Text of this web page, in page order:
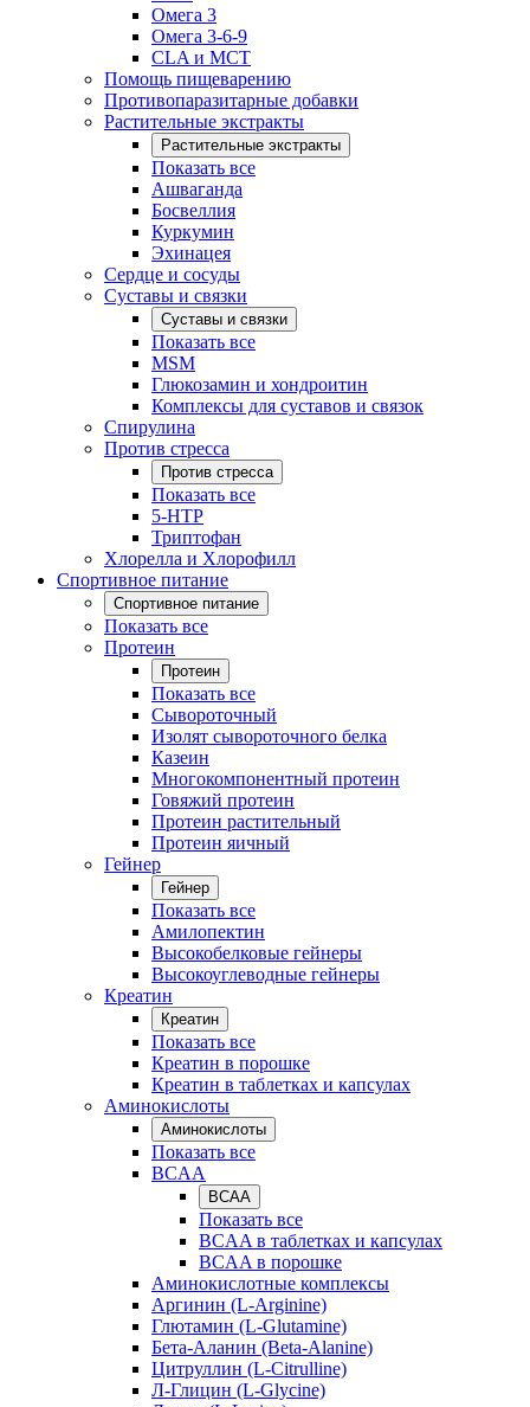
Омега 3
Омега 3-6-9
CLA и MCT
Помощь пищеварению
Противопаразитарные добавки
Растительные экстракты
Растительные экстракты
Показать все
Ашваганда
Босвеллия
Куркумин
Эхинацея
Сердце и сосуды
Суставы и связки
Суставы и связки
Показать все
MSM
Глюкозамин и хондроитин
Комплексы для суставов и связок
Спирулина
Против стресса
Против стресса
Показать все
5-HTP
Триптофан
Хлорелла и Хлорофилл
Спортивное питание
Спортивное питание
Показать все
Протеин
Протеин
Показать все
Сывороточный
Изолят сывороточного белка
Казеин
Многокомпонентный протеин
Говяжий протеин
Протеин растительный
Протеин яичный
Гейнер
Гейнер
Показать все
Амилопектин
Высокобелковые гейнеры
Высокоуглеводные гейнеры
Креатин
Креатин
Показать все
Креатин в порошке
Креатин в таблетках и капсулах
Аминокислоты
Аминокислоты
Показать все
BCAA
BCAA
Показать все
BCAA в таблетках и капсулах
BCAA в порошке
Аминокислотные комплексы
Аргинин (L-Arginine)
Глютамин (L-Glutamine)
Бета-Аланин (Beta-Alanine)
Цитруллин (L-Citrulline)
Л-Глицин (L-Glycine)